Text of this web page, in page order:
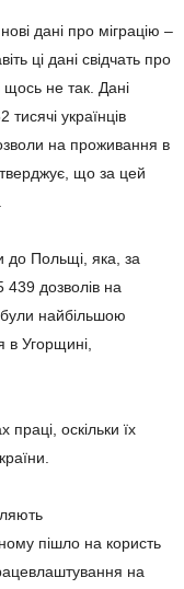
дані про міграцію –
ці дані свідчать про
щось не так. Дані
українців
на проживання в
що за цей
до Польщі, яка, за
дозволів на
були найбільшою
Угорщині,
праці, оскільки їх
пішло на користь
на